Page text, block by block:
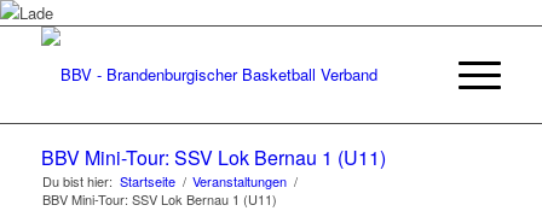
BBV Mini-Tour: SSV Lok Bernau 1 (U11)
Du bist hier: Startseite / Veranstaltungen /
BBV Mini-Tour: SSV Lok Bernau 1 (U11)